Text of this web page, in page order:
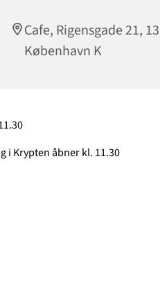
Cafe, Rigensgade 21,
København K
i Krypten åbner kl. 11.30